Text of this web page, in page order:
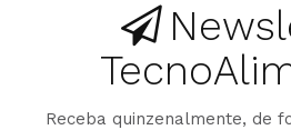
Receba quinzenalmente, de